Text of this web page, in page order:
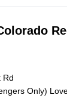
Rd
Only)